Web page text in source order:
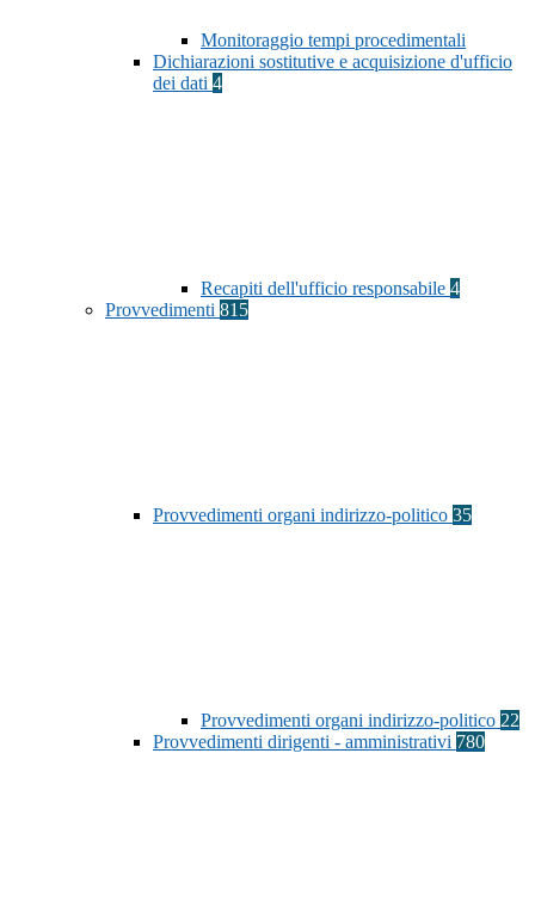
Monitoraggio tempi procedimentali
Dichiarazioni sostitutive e acquisizione d'ufficio
dei dati 4
Recapiti dell'ufficio responsabile 4
Provvedimenti 815
Provvedimenti organi indirizzo-politico 35
Provvedimenti organi indirizzo-politico 22
Provvedimenti dirigenti - amministrativi 780